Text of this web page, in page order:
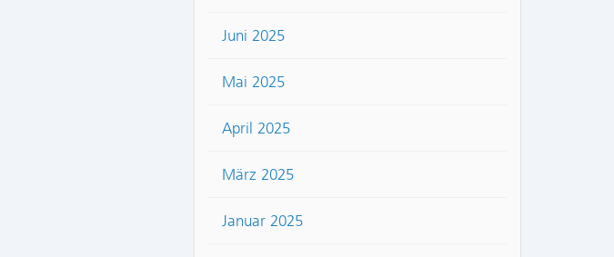
Juni 2025
Mai 2025
April 2025
März 2025
Januar 2025